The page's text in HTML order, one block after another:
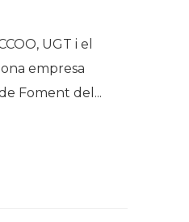
UGT i el
empresa
Foment del...